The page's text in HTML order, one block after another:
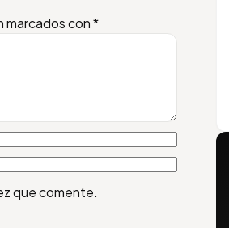
marcados con*
que comente.